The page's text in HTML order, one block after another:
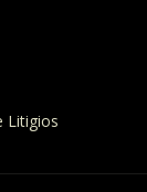
Litigios